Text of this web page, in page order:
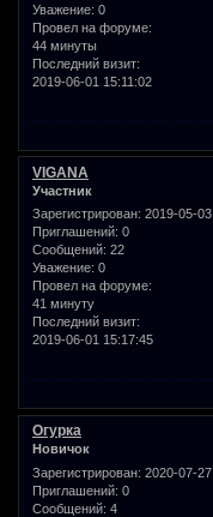
Уважение: 0
Провел на форуме:
44 минуты
Последний визит:
2019-06-01 15:11:02
VIGANA
Участник
Зарегистрирован: 2019-05-03
Приглашений: 0
Сообщений: 22
Уважение: 0
Провел на форуме:
41 минуту
Последний визит:
2019-06-01 15:17:45
Огурка
Новичок
Зарегистрирован: 2020-07-27
Приглашений: 0
Сообщений: 4